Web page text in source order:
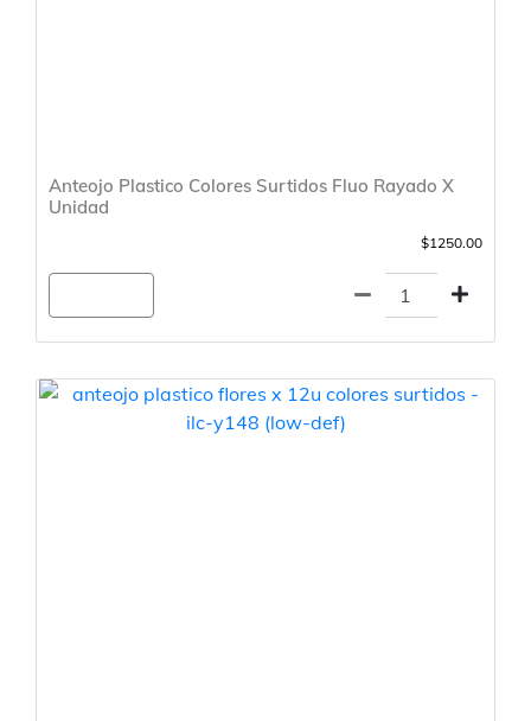
Anteojo Plastico Colores Surtidos Fluo Rayado X
Unidad
$1250.00